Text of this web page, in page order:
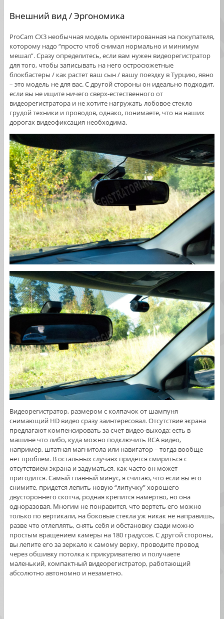
Внешний вид / Эргономика
ProCam CX3 необычная модель ориентированная на покупателя,
которому надо “просто чтоб снимал нормально и минимум
мешал”. Сразу определитесь, если вам нужен видеорегистратор
для того, чтобы записывать на него остросюжетные
блокбастеры / как растет ваш сын / вашу поездку в Турцию, явно
– это модель не для вас. С другой стороны он идеально подходит,
если вы не ищите ничего сверх-естественного от
видеорегистратора и не хотите нагружать лобовое стекло
грудой техники и проводов, однако, понимаете, что на наших
дорогах видеофиксация необходима.
Видеорегистратор, размером с колпачок от шампуня
снимающий HD видео сразу заинтересовал. Отсутствие экрана
предлагают компенсировать за счет видео-выхода: есть в
машине что либо, куда можно подключить RCA видео,
например, штатная магнитола или навигатор – тогда вообще
нет проблем. В остальных случаях придется смириться с
отсутствием экрана и задуматься, как часто он может
пригодится. Самый главный минус, я считаю, что если вы его
снимите, придется лепить новую “липучку” хорошего
двустороннего скотча, родная крепится намертво, но она
одноразовая. Многим не понравится, что вертеть его можно
только по вертикали, на боковые стекла уж никак не направишь,
разве что отлеплять, снять себя и обстановку сзади можно
простым вращением камеры на 180 градусов. С другой стороны,
вы лепите его за зеркало к самому верху, проводите провод
через обшивку потолка к прикуривателю и получаете
маленький, компактный видеорегистратор, работающий
абсолютно автономно и незаметно.